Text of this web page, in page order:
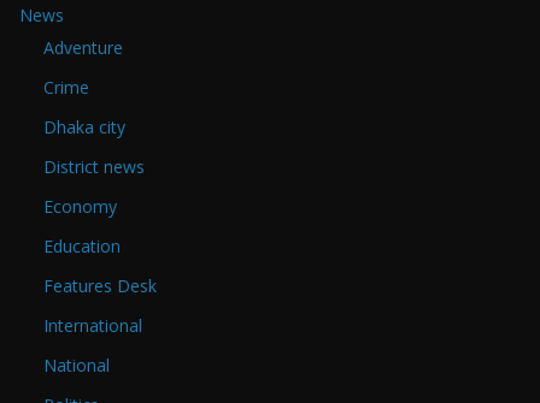
News
Adventure
Crime
Dhaka city
District news
Economy
Education
Features Desk
International
National